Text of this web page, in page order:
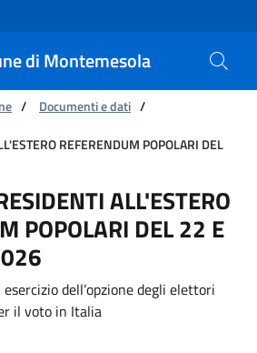
di Montemesola
/ Documenti e dati /
REFERENDUM POPOLARI DEL
ALL'ESTERO
ALL'ESTERO
POPOLARI DEL 22 E
dell’opzione degli elettori
il voto in Italia